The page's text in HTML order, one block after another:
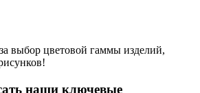
выбор цветовой гаммы изделий,
наши ключевые